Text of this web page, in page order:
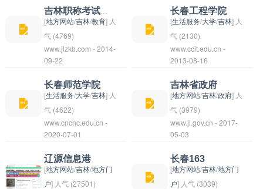
市繁荣亮丽，富有活力
和魅力。四平市是吉林
省下辖的地级市，位于
东北地区，是一个历史
悠久、文化底蕴深厚的
城市。四平市经济发展
较快，城市建设不断改
善，生活环境优美，人
民生活幸福美满，被称
为四平风采。
[地方网站/吉林/教育] 人
气 (4769)
www.jlzkb.com - 2014-
09-22
长春工程学院
[生活服务/大学/吉林] 人
气 (2130)
长春工程学院
（Changchun Institute
of Technology）是一
所以工科为主的本科学
院，位于中国吉林省长
春市。学校前身是建于
1954年的吉林省冶金
学校，2005年更名为
长春工程学院。学校设
有工学、理学、管理、
www.ccit.edu.cn -
2013-08-16
长春师范学院
[生活服务/大学/吉林] 人
气 (4622)
长春师范学院
（Changchun Normal
University）位于吉林
省长春市，是一所以师
范教育为主，兼有工、
www.cncnc.edu.cn -
2020-07-01
吉林省政府
[地方网站/吉林/政府] 人
气 (3979)
www.jl.gov.cn - 2017-
05-03
辽源信息港
[地方网站/吉林/地方门
户] 人气 (27501)
长春163
[地方网站/吉林/地方门
户] 人气 (3039)